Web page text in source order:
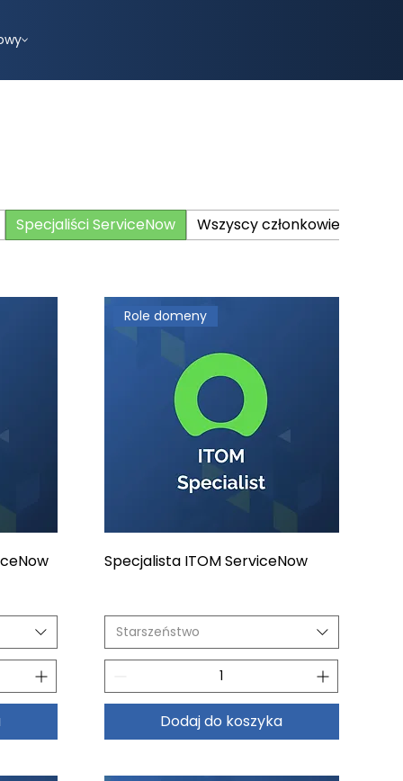
Specjaliści ServiceNow Wszyscy członkowie zespołu
Role domeny
Specjalista ITOM ServiceNow
Starszeństwo
Dodaj do koszyka